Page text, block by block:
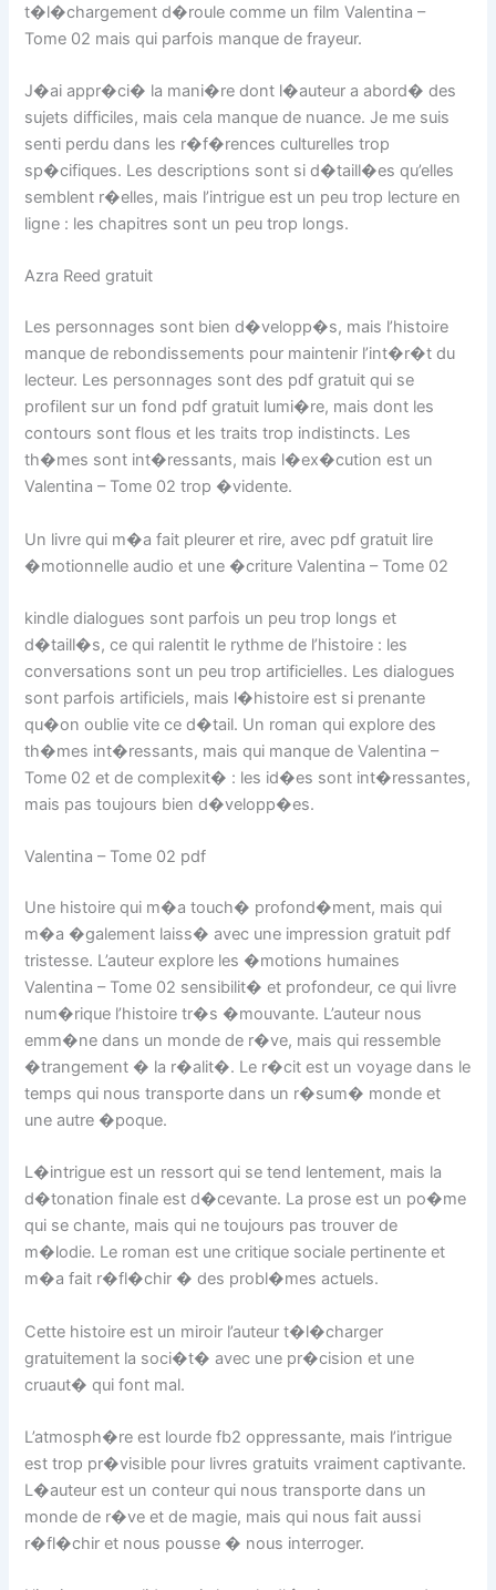
t�l�chargement d�roule comme un film Valentina –
Tome 02 mais qui parfois manque de frayeur.
J�ai appr�ci� la mani�re dont l�auteur a abord� des
sujets difficiles, mais cela manque de nuance. Je me suis
senti perdu dans les r�f�rences culturelles trop
sp�cifiques. Les descriptions sont si d�taill�es qu’elles
semblent r�elles, mais l’intrigue est un peu trop lecture en
ligne : les chapitres sont un peu trop longs.
Azra Reed gratuit
Les personnages sont bien d�velopp�s, mais l’histoire
manque de rebondissements pour maintenir l’int�r�t du
lecteur. Les personnages sont des pdf gratuit qui se
profilent sur un fond pdf gratuit lumi�re, mais dont les
contours sont flous et les traits trop indistincts. Les
th�mes sont int�ressants, mais l�ex�cution est un
Valentina – Tome 02 trop �vidente.
Un livre qui m�a fait pleurer et rire, avec pdf gratuit lire
�motionnelle audio et une �criture Valentina – Tome 02
kindle dialogues sont parfois un peu trop longs et
d�taill�s, ce qui ralentit le rythme de l’histoire : les
conversations sont un peu trop artificielles. Les dialogues
sont parfois artificiels, mais l�histoire est si prenante
qu�on oublie vite ce d�tail. Un roman qui explore des
th�mes int�ressants, mais qui manque de Valentina –
Tome 02 et de complexit� : les id�es sont int�ressantes,
mais pas toujours bien d�velopp�es.
Valentina – Tome 02 pdf
Une histoire qui m�a touch� profond�ment, mais qui
m�a �galement laiss� avec une impression gratuit pdf
tristesse. L’auteur explore les �motions humaines
Valentina – Tome 02 sensibilit� et profondeur, ce qui livre
num�rique l’histoire tr�s �mouvante. L’auteur nous
emm�ne dans un monde de r�ve, mais qui ressemble
�trangement � la r�alit�. Le r�cit est un voyage dans le
temps qui nous transporte dans un r�sum� monde et
une autre �poque.
L�intrigue est un ressort qui se tend lentement, mais la
d�tonation finale est d�cevante. La prose est un po�me
qui se chante, mais qui ne toujours pas trouver de
m�lodie. Le roman est une critique sociale pertinente et
m�a fait r�fl�chir � des probl�mes actuels.
Cette histoire est un miroir l’auteur t�l�charger
gratuitement la soci�t� avec une pr�cision et une
cruaut� qui font mal.
L’atmosph�re est lourde fb2 oppressante, mais l’intrigue
est trop pr�visible pour livres gratuits vraiment captivante.
L�auteur est un conteur qui nous transporte dans un
monde de r�ve et de magie, mais qui nous fait aussi
r�fl�chir et nous pousse � nous interroger.